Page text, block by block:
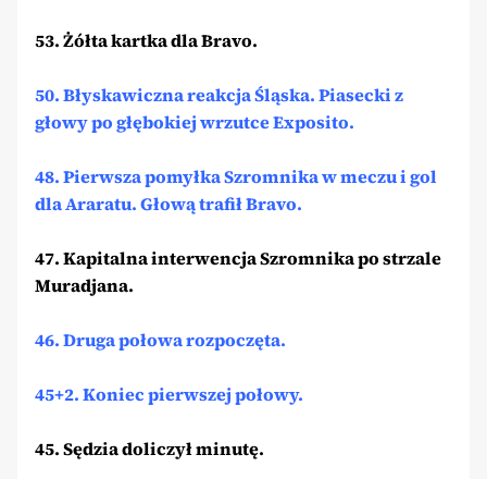
53. Żółta kartka dla Bravo.
50. Błyskawiczna reakcja Śląska. Piasecki z
głowy po głębokiej wrzutce Exposito.
48. Pierwsza pomyłka Szromnika w meczu i gol
dla Araratu. Głową trafił Bravo.
47. Kapitalna interwencja Szromnika po strzale
Muradjana.
46. Druga połowa rozpoczęta.
45+2. Koniec pierwszej połowy.
45. Sędzia doliczył minutę.